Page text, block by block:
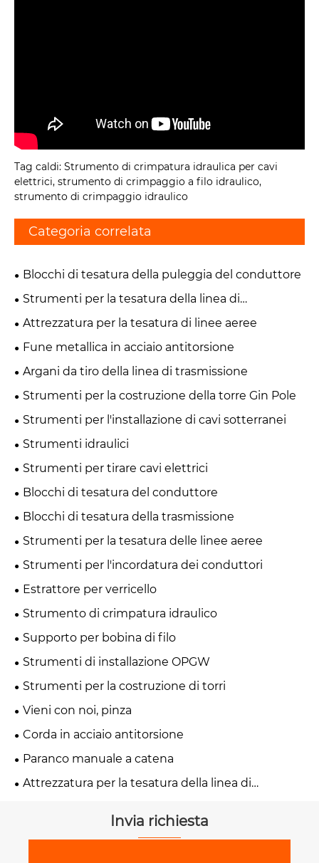
Tag caldi: Strumento di crimpatura idraulica per cavi
elettrici, strumento di crimpaggio a filo idraulico,
strumento di crimpaggio idraulico
Categoria correlata
Blocchi di tesatura della puleggia del conduttore
Strumenti per la tesatura della linea di
trasmissione
Attrezzatura per la tesatura di linee aeree
Fune metallica in acciaio antitorsione
Argani da tiro della linea di trasmissione
Strumenti per la costruzione della torre Gin Pole
Strumenti per l'installazione di cavi sotterranei
Strumenti idraulici
Strumenti per tirare cavi elettrici
Blocchi di tesatura del conduttore
Blocchi di tesatura della trasmissione
Strumenti per la tesatura delle linee aeree
Strumenti per l'incordatura dei conduttori
Estrattore per verricello
Strumento di crimpatura idraulico
Supporto per bobina di filo
Strumenti di installazione OPGW
Strumenti per la costruzione di torri
Vieni con noi, pinza
Corda in acciaio antitorsione
Paranco manuale a catena
Attrezzatura per la tesatura della linea di
Invia richiesta